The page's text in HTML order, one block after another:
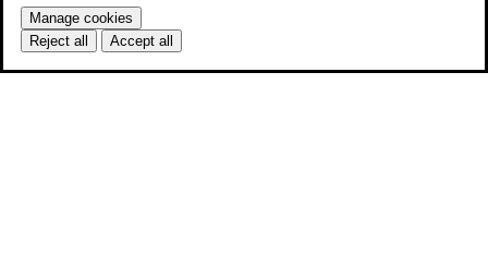
Manage cookies
Reject all
Accept all